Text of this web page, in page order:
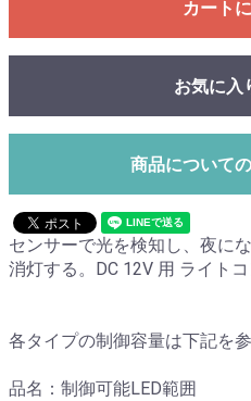
カート
お気に入
商品について
センサーで光を検知し、夜に
消灯する。DC 12V 用 ライト
各タイプの制御容量は下記を
品名：制御可能LED範囲